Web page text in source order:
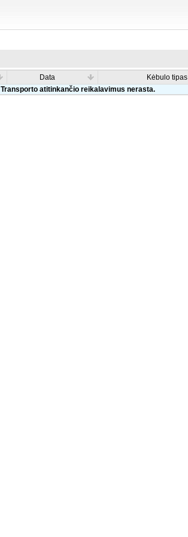
Data Kėbulo tipas
Transporto atitinkančio reikalavimus nerasta.